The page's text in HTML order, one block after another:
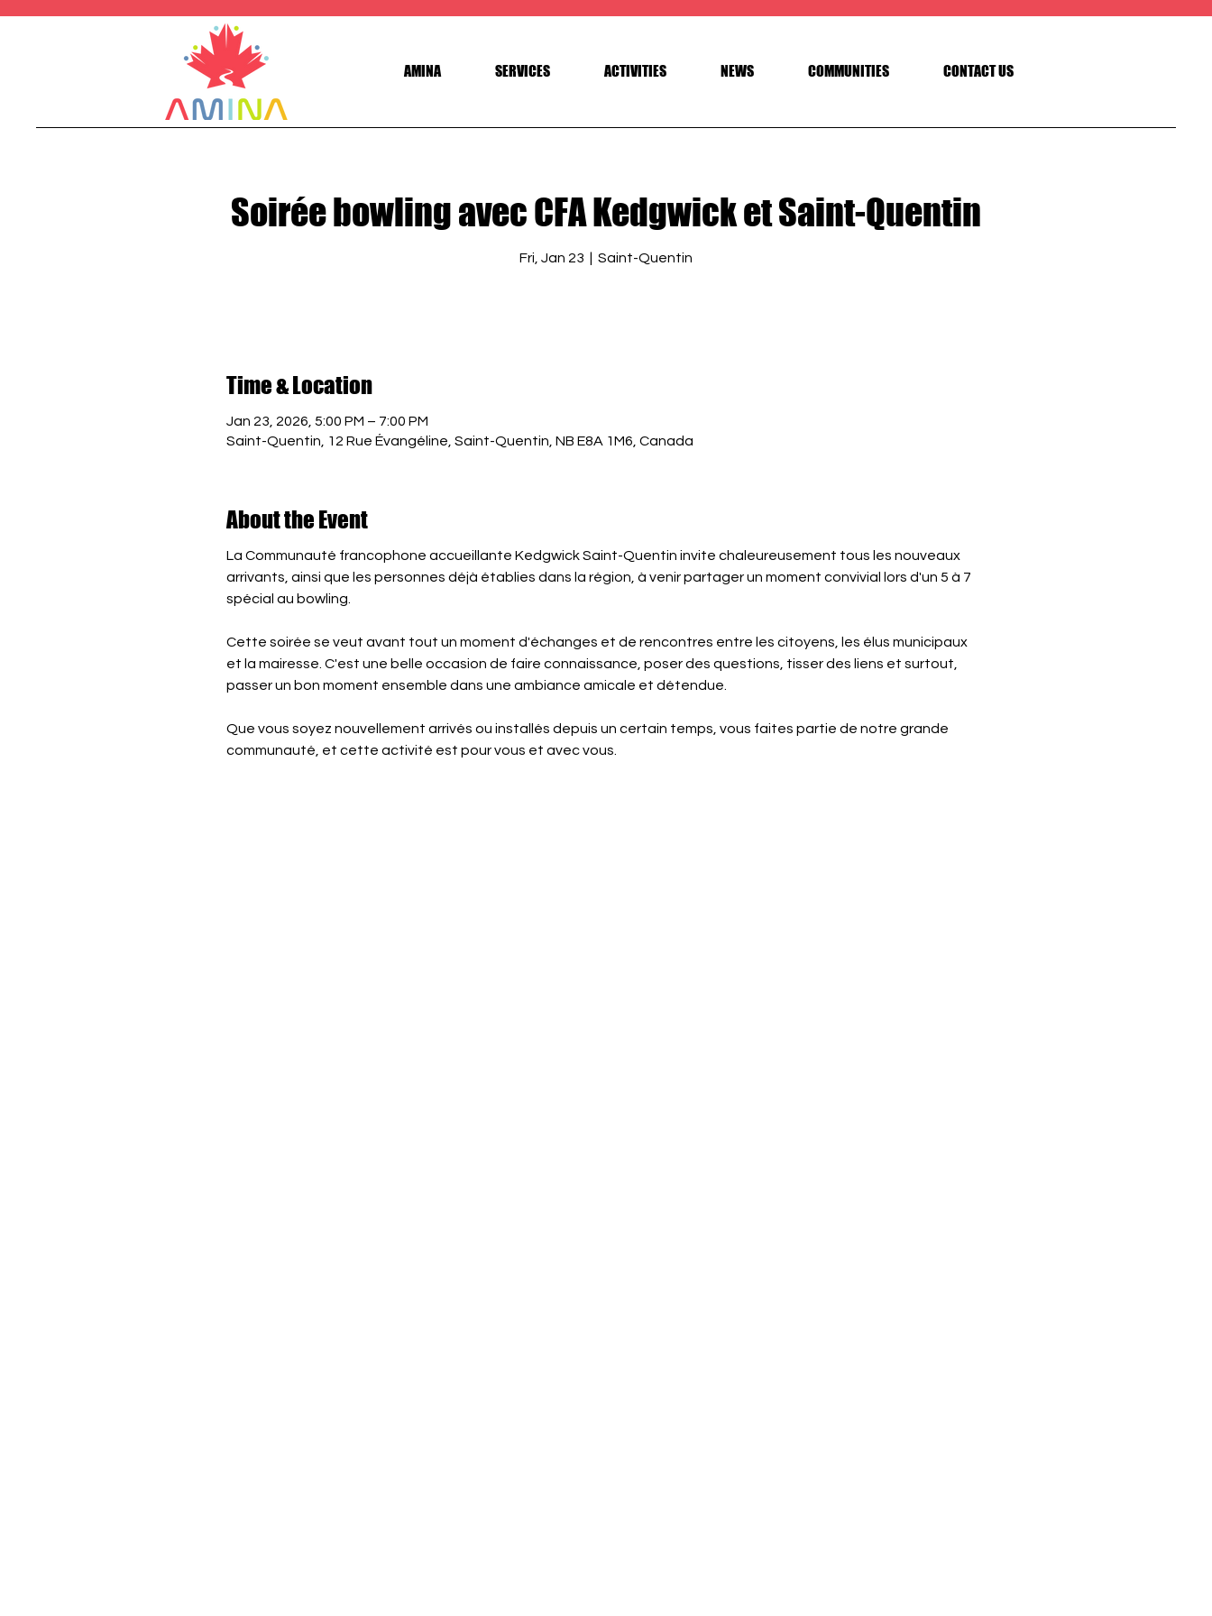
AMINA SERVICES ACTIVITIES NEWS COMMUNITIES CONTACT US
Soirée bowling avec CFA Kedgwick et Saint-Quentin
Fri, Jan 23 Saint-Quentin
Time & Location
Jan 23, 2026, 5:00 PM – 7:00 PM
Saint-Quentin, 12 Rue Évangéline, Saint-Quentin, NB E8A 1M6, Canada
About the Event
La Communauté francophone accueillante Kedgwick Saint-Quentin invite chaleureusement tous les nouveaux
arrivants, ainsi que les personnes déjà établies dans la région, à venir partager un moment convivial lors d'un 5 à 7
spécial au bowling.
Cette soirée se veut avant tout un moment d'échanges et de rencontres entre les citoyens, les élus municipaux
et la mairesse. C'est une belle occasion de faire connaissance, poser des questions, tisser des liens et surtout,
passer un bon moment ensemble dans une ambiance amicale et détendue.
Que vous soyez nouvellement arrivés ou installés depuis un certain temps, vous faites partie de notre grande
communauté, et cette activité est pour vous et avec vous.